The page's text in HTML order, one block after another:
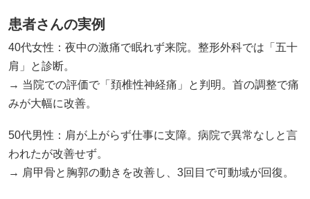
患者さんの実例
40代女性：夜中の激痛で眠れず来院。整形外科では「五十
肩」と診断。
→ 当院での評価で「頚椎性神経痛」と判明。首の調整で痛
みが大幅に改善。
50代男性：肩が上がらず仕事に支障。病院で異常なしと言
われたが改善せず。
→ 肩甲骨と胸郭の動きを改善し、3回目で可動域が回復。